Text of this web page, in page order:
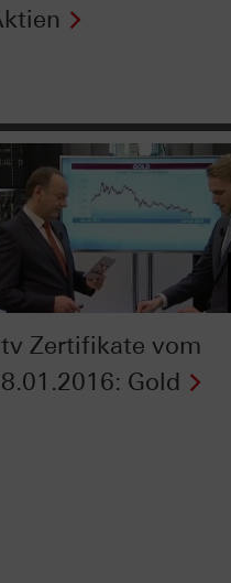
Zertifikate vom
Gold